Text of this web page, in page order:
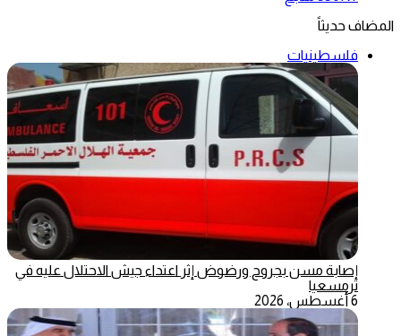
المضاف حديثاً
فلسطينيات
إصابة مسن بجروح ورضوض إثر اعتداء جيش الاحتلال عليه في
ترمسعيا
6 أغسطس، 2026